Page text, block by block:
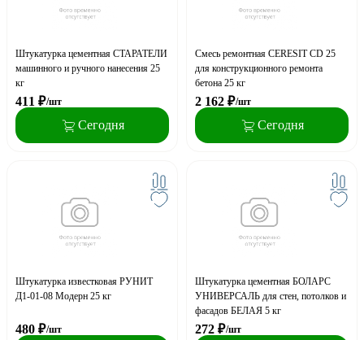
Штукатурка цементная СТАРАТЕЛИ
машинного и ручного нанесения 25
кг
411 ₽/шт
Сегодня
Смесь ремонтная CERESIT CD 25
для конструкционного ремонта
бетона 25 кг
2 162 ₽/шт
Сегодня
Штукатурка известковая РУНИТ
Д1-01-08 Модерн 25 кг
480 ₽/шт
Штукатурка цементная БОЛАРС
УНИВЕРСАЛЬ для стен, потолков и
фасадов БЕЛАЯ 5 кг
272 ₽/шт